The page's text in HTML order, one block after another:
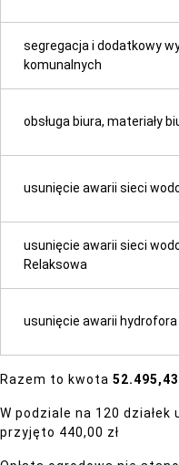
segregacja i dodatkowy
komunalnych
obsługa biura, materiały
usunięcie awarii sieci
usunięcie awarii sieci
Relaksowa
usunięcie awarii hydrofora
Razem to kwota 52.495
W podziale na 120
przyjęto 440,00 zł